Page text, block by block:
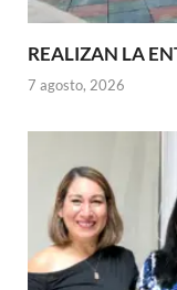
REALIZAN LA
7 agosto, 2026